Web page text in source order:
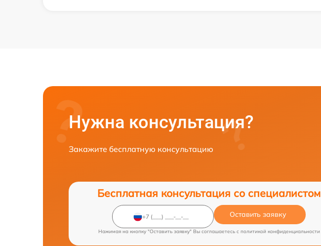
Нужна консультация?
Закажите бесплатную консультацию
Бесплатная консультация со специалистом
Оставить заявку
Нажимая на кнопку "Оставить заявку" Вы соглашаетесь c политикой конфиденциальности